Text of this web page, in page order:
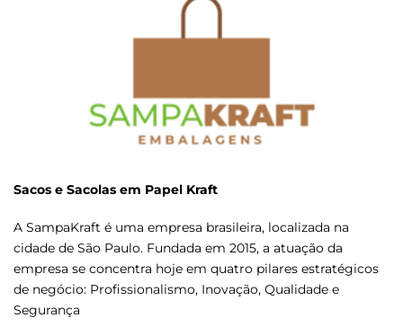
Sacos e Sacolas em Papel Kraft
A SampaKraft é uma empresa brasileira, localizada na
cidade de São Paulo. Fundada em 2015, a atuação da
empresa se concentra hoje em quatro pilares estratégicos
de negócio: Profissionalismo, Inovação, Qualidade e
Segurança